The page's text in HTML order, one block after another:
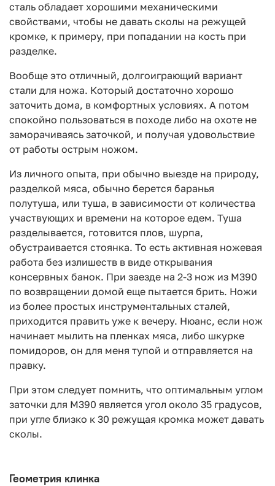
сталь обладает хорошими механическими
свойствами, чтобы не давать сколы на режущей
кромке, к примеру, при попадании на кость при
разделке.
Вообще это отличный, долгоиграющий вариант
стали для ножа. Который достаточно хорошо
заточить дома, в комфортных условиях. А потом
спокойно пользоваться в походе либо на охоте не
заморачиваясь заточкой, и получая удовольствие
от работы острым ножом.
Из личного опыта, при обычно выезде на природу,
разделкой мяса, обычно берется баранья
полутуша, или туша, в зависимости от количества
участвующих и времени на которое едем. Туша
разделывается, готовится плов, шурпа,
обустраивается стоянка. То есть активная ножевая
работа без излишеств в виде открывания
консервных банок. При заезде на 2-3 нож из М390
по возвращении домой еще пытается брить. Ножи
из более простых инструментальных сталей,
приходится править уже к вечеру. Нюанс, если нож
начинает мылить на пленках мяса, либо шкурке
помидоров, он для меня тупой и отправляется на
правку.
При этом следует помнить, что оптимальным углом
заточки для М390 является угол около 35 градусов,
при угле близко к 30 режущая кромка может давать
сколы.
Геометрия клинка